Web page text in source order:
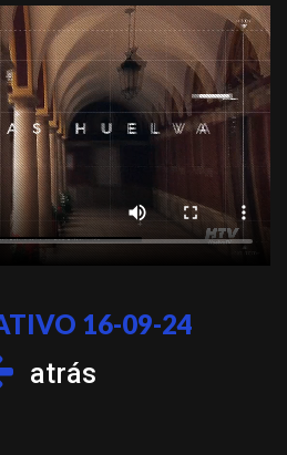
16-09-24
atrás